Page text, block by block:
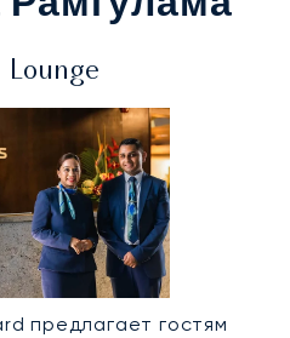
предлагает гостям